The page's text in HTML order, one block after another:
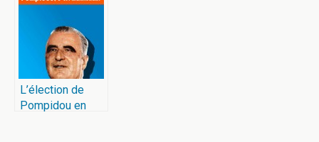
L’élection de
Pompidou en